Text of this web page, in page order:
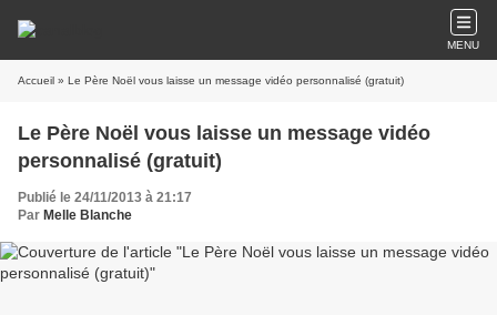
MENU
Accueil » Le Père Noël vous laisse un message vidéo personnalisé (gratuit)
Le Père Noël vous laisse un message vidéo
personnalisé (gratuit)
Publié le 24/11/2013 à 21:17
Par Melle Blanche